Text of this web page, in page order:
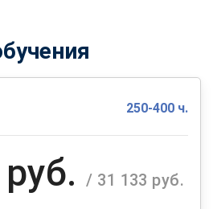
250-400 ч.
/ 31 133 руб.